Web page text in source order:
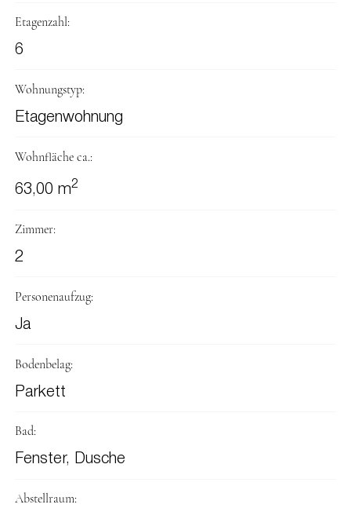
Etagenzahl:
6
Wohnungstyp:
Etagenwohnung
Wohnfläche ca.:
63,00 m2
Zimmer:
2
Personenaufzug:
Ja
Bodenbelag:
Parkett
Bad:
Fenster, Dusche
Abstellraum: